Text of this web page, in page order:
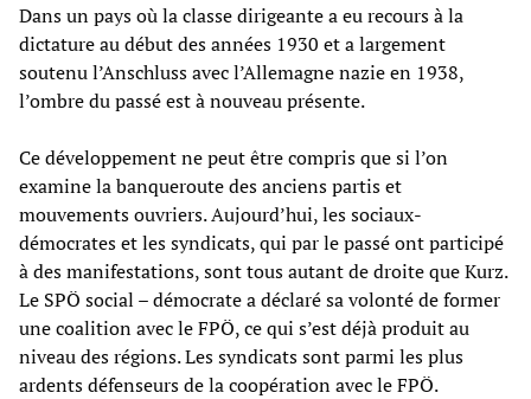
Dans un pays où la classe dirigeante a eu recours à la
dictature au début des années 1930 et a largement
soutenu l’Anschluss avec l’Allemagne nazie en 1938,
l’ombre du passé est à nouveau présente.
Ce développement ne peut être compris que si l’on
examine la banqueroute des anciens partis et
mouvements ouvriers. Aujourd’hui, les sociaux-
démocrates et les syndicats, qui par le passé ont participé
à des manifestations, sont tous autant de droite que Kurz.
Le SPÖ social – démocrate a déclaré sa volonté de former
une coalition avec le FPÖ, ce qui s’est déjà produit au
niveau des régions. Les syndicats sont parmi les plus
ardents défenseurs de la coopération avec le FPÖ.